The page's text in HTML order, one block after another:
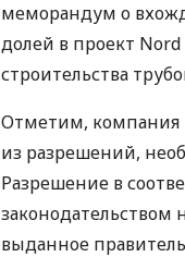
меморандум о
долей в проект
строительства
Отметим, компания
из разрешений,
Разрешение в
законодательством
выданное